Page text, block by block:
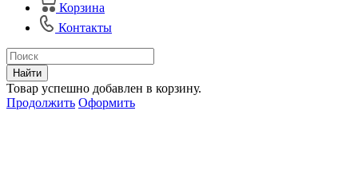
Корзина
Контакты
Найти
Товар успешно добавлен в корзину.
Продолжить Оформить